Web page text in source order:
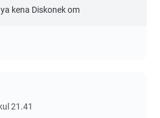
kena Diskonek om
21.41